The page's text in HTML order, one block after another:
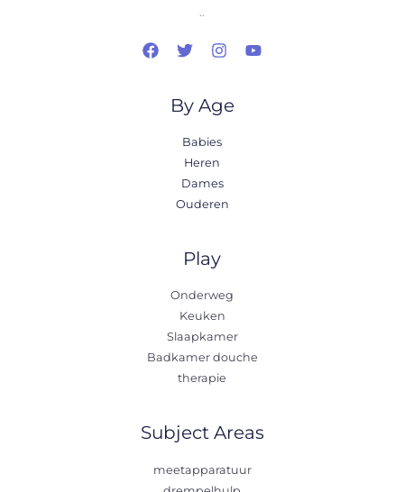
..
By Age
Babies
Heren
Dames
Ouderen
Play
Onderweg
Keuken
Slaapkamer
Badkamer douche
therapie
Subject Areas
meetapparatuur